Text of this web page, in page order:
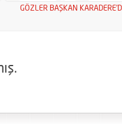
GÖZLER BAŞKAN